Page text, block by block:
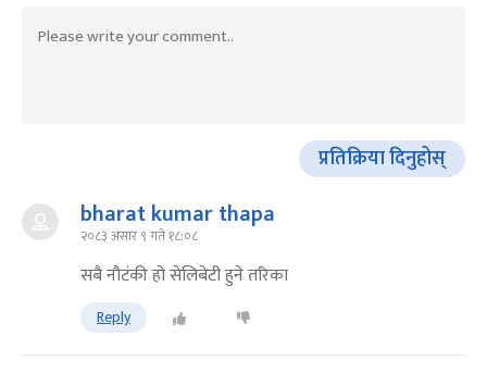
प्रतिक्रिया दिनुहोस्
bharat kumar thapa
२०८३ असार ९ गते १८:०८
सबै नौटंकी हो सेलिबेटी हुने तरिका
Reply